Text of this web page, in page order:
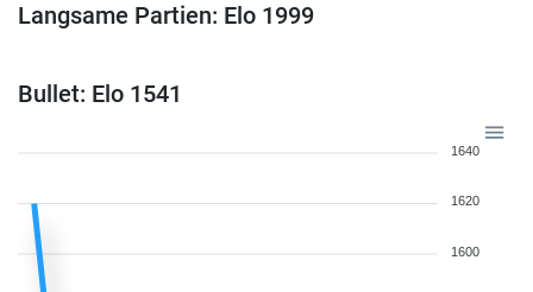
Langsame Partien: Elo 1999
Bullet: Elo 1541
1640
1620
1600